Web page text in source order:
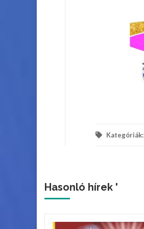
Kategóriák:
Hasonló hírek '